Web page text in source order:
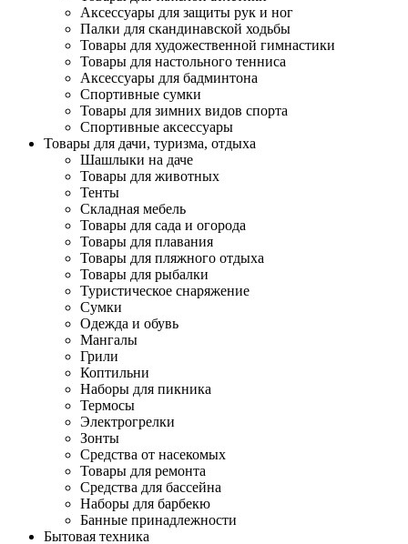
Аксессуары для защиты рук и ног
Палки для скандинавской ходьбы
Товары для художественной гимнастики
Товары для настольного тенниса
Аксессуары для бадминтона
Спортивные сумки
Товары для зимних видов спорта
Спортивные аксессуары
Товары для дачи, туризма, отдыха
Шашлыки на даче
Товары для животных
Тенты
Складная мебель
Товары для сада и огорода
Товары для плавания
Товары для пляжного отдыха
Товары для рыбалки
Туристическое снаряжение
Сумки
Одежда и обувь
Мангалы
Грили
Коптильни
Наборы для пикника
Термосы
Электрогрелки
Зонты
Средства от насекомых
Товары для ремонта
Средства для бассейна
Наборы для барбекю
Банные принадлежности
Бытовая техника